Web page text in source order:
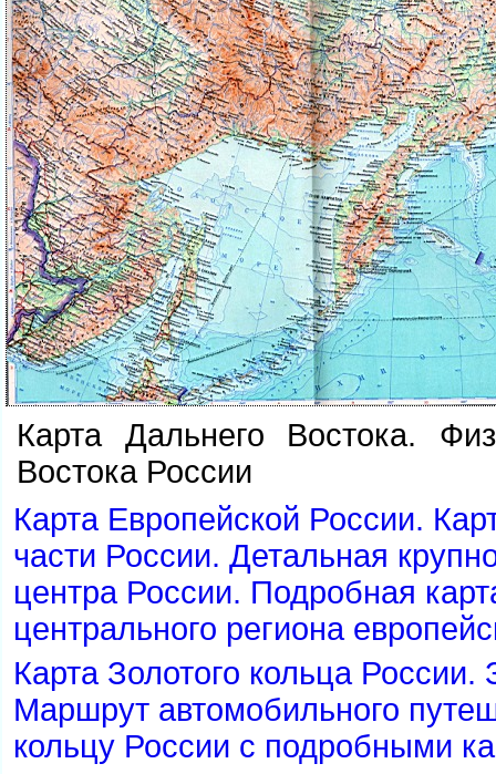
Карта Дальнего Востока.
остока России
Карта Европейской России.
части России. Детальная
центра России. Подробная
центрального региона
Карта Золотого кольца России.
Маршрут автомобильного
кольцу России с подробными